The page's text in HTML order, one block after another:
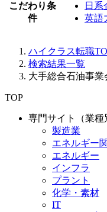
こだわり条
件
日系
英語
ハイクラス転職
検索結果一覧
大手総合石油事
TOP
専門サイト（業種
製造業
エネルギー
エネルギー
インフラ
プラント
化学・素材
IT